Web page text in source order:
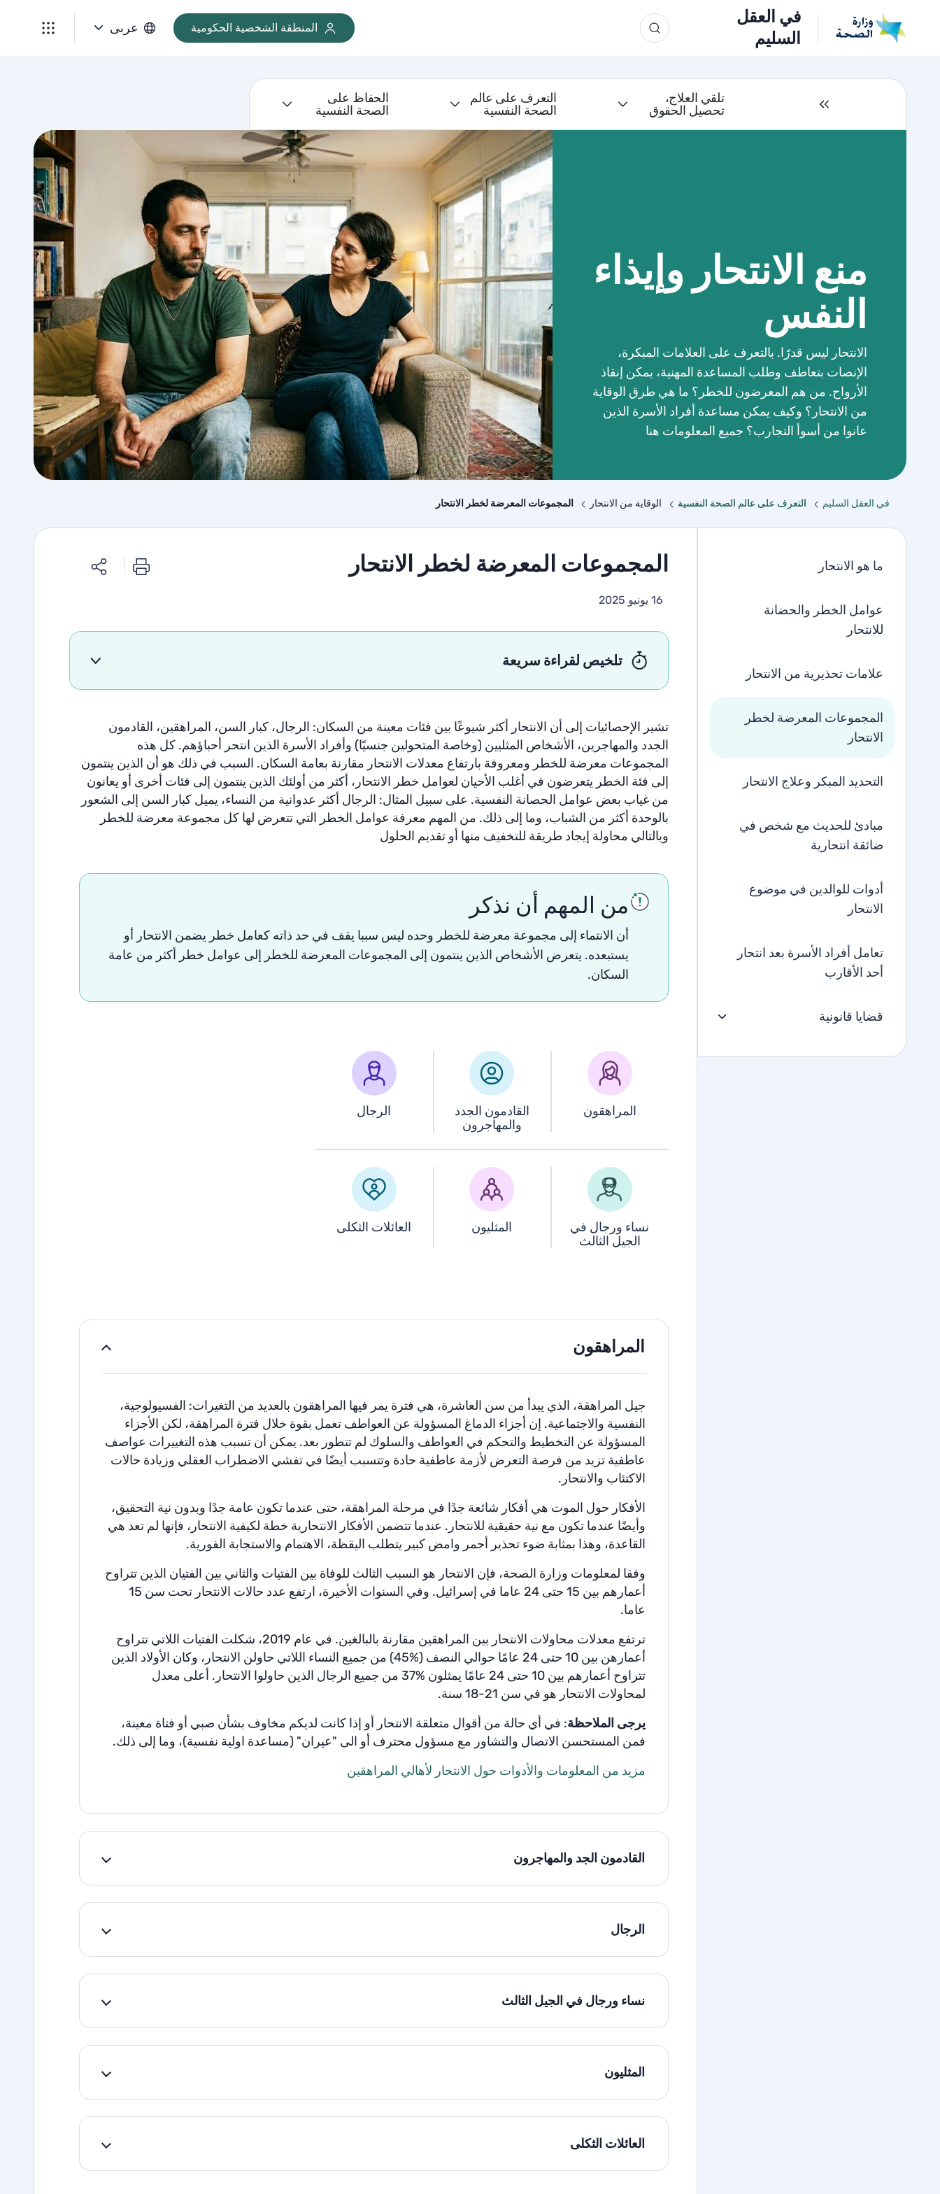
في العقل
السليم
المنطقة الشخصية الحكومية عربى
تلقي العلاج،
تحصيل الحقوق
التعرف على عالم
الصحة النفسية
الحفاظ على
الصحة النفسية
منع الانتحار وإيذاء
النفس
الانتحار ليس قدرًا. بالتعرف على العلامات المبكرة،
الإنصات بتعاطف وطلب المساعدة المهنية، يمكن إنقاذ
الأرواح. من هم المعرضون للخطر؟ ما هي طرق الوقاية
من الانتحار؟ وكيف يمكن مساعدة أفراد الأسرة الذين
عانوا من أسوأ التجارب؟ جميع المعلومات هنا
في العقل السليم التعرف على عالم الصحة النفسية الوقاية من الانتحار المجموعات المعرضة لخطر الانتحار
ما هو الانتحار
عوامل الخطر والحضانة
للانتحار
علامات تحذيرية من الانتحار
المجموعات المعرضة لخطر
الانتحار
التحديد المبكر وعلاج الانتحار
مبادئ للحديث مع شخص في
ضائقة انتحارية
أدوات للوالدين في موضوع
الانتحار
تعامل أفراد الأسرة بعد انتحار
أحد الأقارب
قضايا قانونية
المجموعات المعرضة لخطر الانتحار
16 يونيو 2025
تلخيص لقراءة سريعة
تشير الإحصائيات إلى أن الانتحار أكثر شيوعًا بين فئات معينة من السكان: الرجال، كبار السن، المراهقين، القادمون
الجدد والمهاجرين، الأشخاص المثليين (وخاصة المتحولين جنسيًا) وأفراد الأسرة الذين انتحر أحباؤهم. كل هذه
المجموعات معرضة للخطر ومعروفة بارتفاع معدلات الانتحار مقارنة بعامة السكان. السبب في ذلك هو أن الذين ينتمون
إلى فئة الخطر يتعرضون في أغلب الأحيان لعوامل خطر الانتحار، أكثر من أولئك الذين ينتمون إلى فئات أخرى أو يعانون
من غياب بعض عوامل الحصانة النفسية. على سبيل المثال: الرجال أكثر عدوانية من النساء، يميل كبار السن إلى الشعور
بالوحدة أكثر من الشباب، وما إلى ذلك. من المهم معرفة عوامل الخطر التي تتعرض لها كل مجموعة معرضة للخطر
وبالتالي محاولة إيجاد طريقة للتخفيف منها أو تقديم الحلول
من المهم أن نذكر
أن الانتماء إلى مجموعة معرضة للخطر وحده ليس سببا يقف في حد ذاته كعامل خطر يضمن الانتحار أو
يستبعده. يتعرض الأشخاص الذين ينتمون إلى المجموعات المعرضة للخطر إلى عوامل خطر أكثر من عامة
السكان.
المراهقون
القادمون الجدد
والمهاجرون
الرجال
نساء ورجال في
الجيل الثالث
المثليون العائلات الثكلى
المراهقون
جيل المراهقة، الذي يبدأ من سن العاشرة، هي فترة يمر فيها المراهقون بالعديد من التغيرات: الفسيولوجية،
النفسية والاجتماعية. إن أجزاء الدماغ المسؤولة عن العواطف تعمل بقوة خلال فترة المراهقة، لكن الأجزاء
المسؤولة عن التخطيط والتحكم في العواطف والسلوك لم تتطور بعد. يمكن أن تسبب هذه التغييرات عواصف
عاطفية تزيد من فرصة التعرض لأزمة عاطفية حادة وتتسبب أيضًا في تفشي الاضطراب العقلي وزيادة حالات
الاكتئاب والانتحار .
الأفكار حول الموت هي أفكار شائعة جدًا في مرحلة المراهقة، حتى عندما تكون عامة جدًا وبدون نية التحقيق،
وأيضًا عندما تكون مع نية حقيقية للانتحار . عندما تتضمن الأفكار الانتحارية خطة لكيفية الانتحار، فإنها لم تعد هي
القاعدة، وهذا بمثابة ضوء تحذير أحمر وامض كبير يتطلب اليقظة، الاهتمام والاستجابة الفورية.
وفقا لمعلومات وزارة الصحة، فإن الانتحار هو السبب الثالث للوفاة بين الفتيات والثاني بين الفتيان الذين تتراوح
أعمارهم بين حتى عاما في إسرائيل. وفي السنوات الأخيرة، ارتفع عدد حالات الانتحار تحت سن
عاما.
ترتفع معدلات محاولات الانتحار بين المراهقين مقارنة بالبالغين. في عام ، شكلت الفتيات اللاتي تتراوح
أعمارهن بين حتى عامًا حوالي النصف (
%45) من جميع النساء اللاتي حاولن الانتحار، وكان الأولاد الذين
تتراوح أعمارهم بين حتى 24 عامًا يمثلون %37 من جميع الرجال الذين حاولوا الانتحار . أعلى معدل
لمحاولات الانتحار هو في سن 21
-
18 سنة.
يرجى الملاحظة: في أي حالة من أقوال متعلقة الانتحار أو إذا كانت لديكم مخاوف بشأن صبي أو فتاة معينة،
فمن المستحسن الاتصال والتشاور مع مسؤول محترف أو الى "عيران" (مساعدة اولية نفسية)، وما إلى ذلك.
مزيد من المعلومات والأدوات حول الانتحار لأهالي المراهقين
القادمون الجد والمهاجرون
الرجال
نساء ورجال في الجيل الثالث
المثليون
العائلات الثكلى